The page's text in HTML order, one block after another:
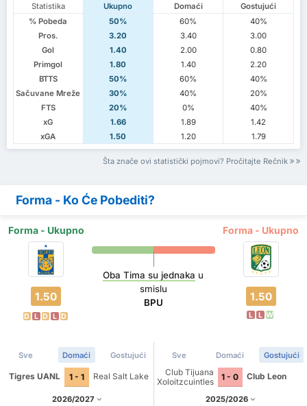
Statistika Ukupno Domaći
Gostujući
% Pobeda
50% 60%
40%
Pros.
3.20 3.40
3.00
Gol
1.40 2.00
0.80
Primgol
1.80 1.40
2.20
BTTS
50% 60%
40%
Sačuvane Mreže
30% 40%
20%
FTS
20% 0%
40%
xG
1.66 1.89
1.42
xGA
1.50 1.20 1.79
Šta znače ovi statistički pojmovi? Pročitajte Rečnik
Forma - Ko Će Pobediti?
Forma - Ukupno Forma - Ukupno
1.50
D L D L D
Oba Tima su jednaka u
smislu
BPU
1.50
L L W
Sve Domaći Gostujući
Tigres UANL 1 - 1 Real Salt Lake
2026/2027
Sve Domaći Gostujući
Club Tijuana
Xoloitzcuintles
1 - 0 Club Leon
2025/2026